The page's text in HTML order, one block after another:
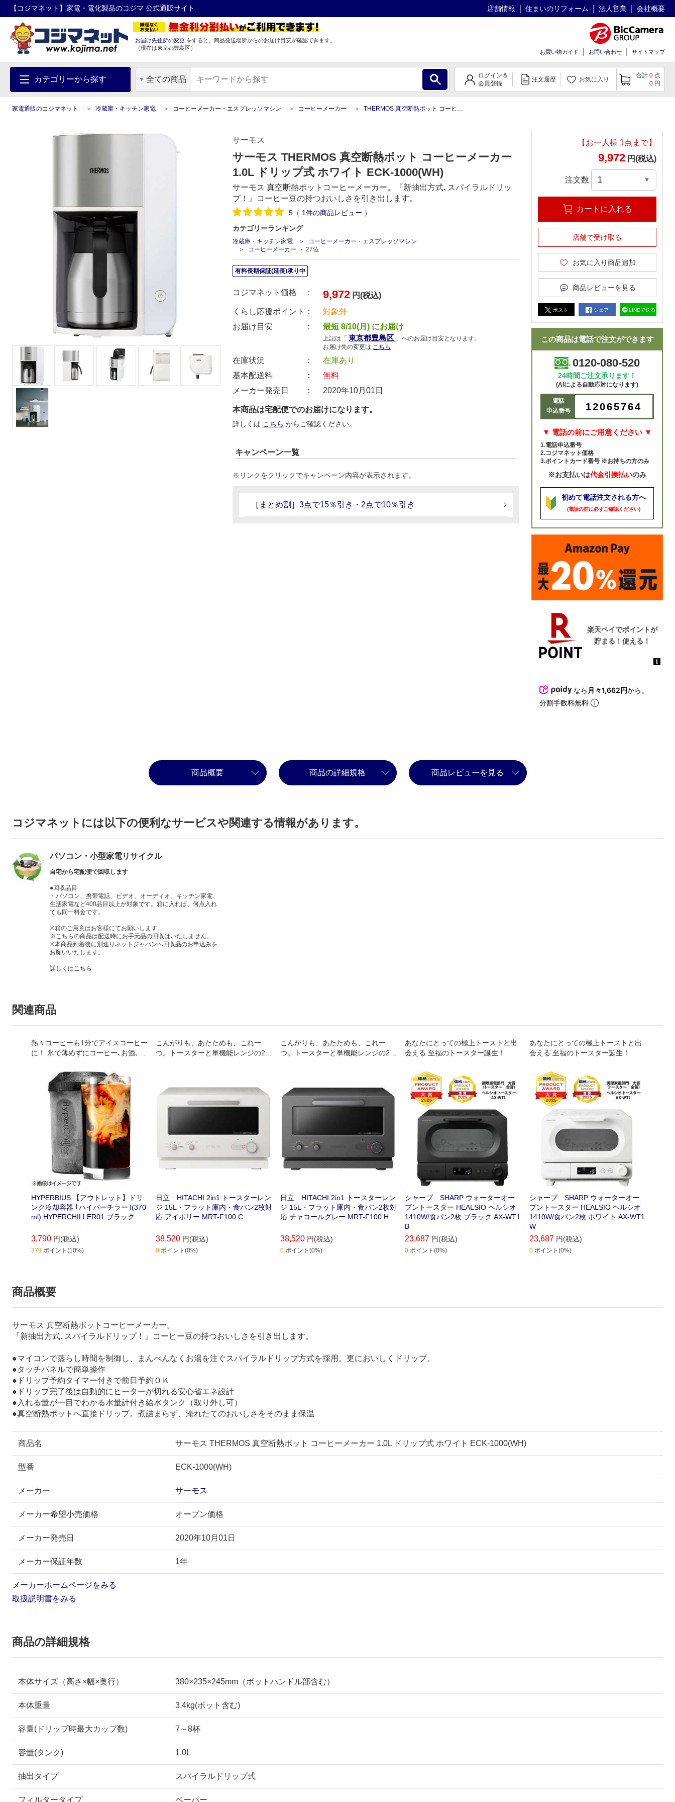
【コジマネット】家電・電化製品のコジマ 公式通販サイト 店舗情報 住まいのリフォーム 法人営業 会社概要
お届け先住所の変更 をすると、商品発送場所からのお届け目安が確認できます。
（現在は東京都豊島区）
お買い物ガイド お問い合わせ サイトマップ
カテゴリーから探す 全ての商品
ログイン＆
会員登録
注文履歴 お気に入り
合計 0 点
0 円
家電通販のコジマネット 冷蔵庫・キッチン家電 コーヒーメーカー・エスプレッソマシン コーヒーメーカー THERMOS 真空断熱ポット コーヒーメーカー 1.0L ドリップ式 ホワイト
サーモス
サーモス THERMOS 真空断熱ポット コーヒーメーカー
1.0L ドリップ式 ホワイト ECK-1000(WH)
サーモス 真空断熱ポットコーヒーメーカー。『新抽出方式､スパイラルドリッ
プ！』コーヒー豆の持つおいしさを引き出します。
5 （ 1件の商品レビュー ）
カテゴリーランキング
冷蔵庫・キッチン家電
コーヒーメーカー・エスプレッソマシン
コーヒーメーカー
27位
有料長期保証(延長)承り中
コジマネット価格 ： 9,972 円(税込)
くらし応援ポイント：
対象外
お届け目安 ：
最短 8/10(月) にお届け
上記は「 東京都豊島区 」へのお届け目安となります。
お届け先の変更は こちら
在庫状況 ：
在庫あり
基本配送料 ：
無料
メーカー発売日 ：
2020年10月01日
本商品は宅配便でのお届けになります。
詳しくは こちら からご確認ください。
キャンペーン一覧
※リンクをクリックでキャンペーン内容が表示されます。
［まとめ割］3点で15％引き・2点で10％引き
【お一人様 1点まで】
9,972 円(税込)
注文数
カートに入れる
店舗で受け取る
お気に入り商品追加
商品レビューを見る
ポスト シェア LINEで送る
この商品は電話で注文ができます
0120-080-520
24時間ご注文承ります！
(AIによる自動応対になります)
電話
申込番号
12065764
▼ 電話の前にご用意ください ▼
1.電話申込番号
2.コジマネット価格
3.ポイントカード番号 ※お持ちの方のみ
※お支払いは代金引換払いのみ
初めて電話注文される方へ
(電話の前に必ずご確認ください)
なら 月々1,662円から。
分割手数料無料
商品概要 商品の詳細規格 商品レビューを見る
コジマネットには以下の便利なサービスや関連する情報があります。
パソコン・小型家電リサイクル
自宅から宅配便で回収します
●回収品目
・パソコン、携帯電話、ビデオ、オーディオ、キッチン家電、
生活家電など400品目以上が対象です。箱に入れば、何点入れ
ても同一料金です。
※箱のご用意はお客様にてお願いします。
※こちらの商品は配送時にお手元品の回収はいたしません。
※本商品到着後に別途リネットジャパンへ回収品のお申込みを
お願いいたします。
詳しくはこちら
関連商品
熱々コーヒーも1分でアイスコーヒー
に！ 氷で薄めずにコーヒー､お酒､ジ
HYPERBIUS 【アウトレット】ドリ
ンク冷却容器 ｢ハイパーチラー｣(370
ml) HYPERCHILLER01 ブラック
3,790 円(税込)
379 ポイント(10%)
こんがりも、あたためも、これ一
つ。トースターと単機能レンジの2台
日立 HITACHI 2in1 トースターレン
ジ 15L・フラット庫内・食パン2枚対
応 アイボリー MRT-F100 C
38,520 円(税込)
0 ポイント(0%)
こんがりも、あたためも、これ一
つ。トースターと単機能レンジの2台
日立 HITACHI 2in1 トースターレン
ジ 15L・フラット庫内・食パン2枚対
応 チャコールグレー MRT-F100 H
38,520 円(税込)
0 ポイント(0%)
あなたにとっての極上トーストと出
会える 至福のトースター誕生！
シャープ SHARP ウォーターオー
ブントースター HEALSIO ヘルシオ
1410W/食パン2枚 ブラック AX-WT1
B
23,687 円(税込)
0 ポイント(0%)
あなたにとっての極上トーストと出
会える 至福のトースター誕生！
シャープ SHARP ウォーターオー
ブントースター HEALSIO ヘルシオ
1410W/食パン2枚 ホワイト AX-WT1
W
23,687 円(税込)
0 ポイント(0%)
商品概要
サーモス 真空断熱ポットコーヒーメーカー。
『新抽出方式､スパイラルドリップ！』コーヒー豆の持つおいしさを引き出します。
●マイコンで蒸らし時間を制御し、まんべんなくお湯を注ぐスパイラルドリップ方式を採用。更においしくドリップ。
●タッチパネルで簡単操作
●ドリップ予約タイマー付きで前日予約ＯＫ
●ドリップ完了後は自動的にヒーターが切れる安心省エネ設計
●入れる量が一目でわかる水量計付き給水タンク（取り外し可）
●真空断熱ポットへ直接ドリップ。煮詰まらず、淹れたてのおいしさをそのまま保温
商品名 サーモス THERMOS 真空断熱ポット コーヒーメーカー 1.0L ドリップ式 ホワイト ECK-1000(WH)
型番 ECK-1000(WH)
メーカー サーモス
メーカー希望小売価格 オープン価格
メーカー発売日 2020年10月01日
メーカー保証年数 1年
メーカーホームページをみる
取扱説明書をみる
商品の詳細規格
本体サイズ（高さ×幅×奥行） 380×235×245mm（ポットハンドル部含む）
本体重量 3.4kg(ポット含む)
容量(ドリップ時最大カップ数) 7～8杯
容量(タンク) 1.0L
抽出タイプ スパイラルドリップ式
フィルタータイプ ペーパー